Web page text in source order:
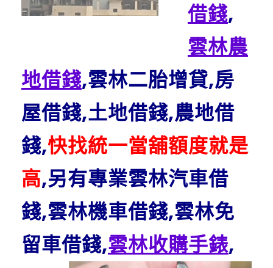
借錢,
雲林農
地借錢,雲林二胎增貸,房
屋借錢,土地借錢,農地借
錢,快找統一當舖額度就是
高,另有專業雲林汽車借
錢,雲林機車借錢,雲林免
留車借錢,雲林收購手錶,